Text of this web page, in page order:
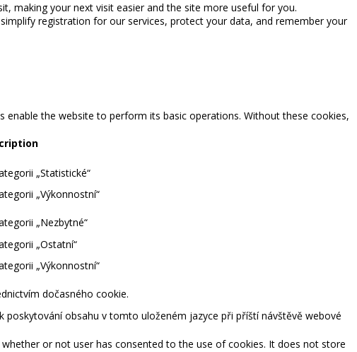
making your next visit easier and the site more useful for you.
registration for our services, protect your data, and remember your
the website to perform its basic operations. Without these cookies,
„Statistické“
„Výkonnostní“
„Nezbytné“
„Ostatní“
„Výkonnostní“
dočasného cookie.
obsahu v tomto uloženém jazyce při příští návštěvě webové
or not user has consented to the use of cookies. It does not store